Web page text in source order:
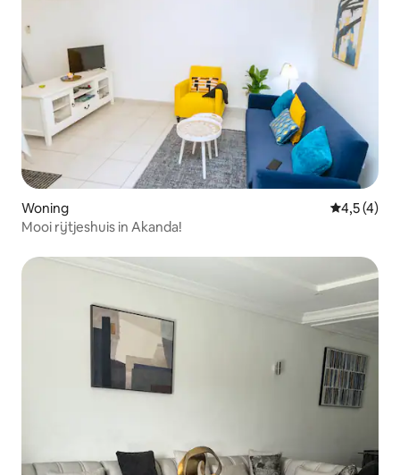
Woning
4,5 (4)
Mooi rijtjeshuis in Akanda!